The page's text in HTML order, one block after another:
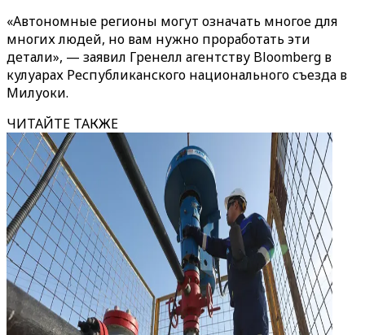
«Автономные регионы могут означать многое для
многих людей, но вам нужно проработать эти
детали», — заявил Гренелл агентству Bloomberg в
кулуарах Республиканского национального съезда в
Милуоки.
ЧИТАЙТЕ ТАКЖЕ